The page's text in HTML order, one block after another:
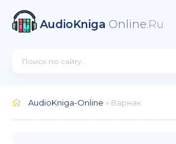
AudioKniga Online.Ru
AudioKniga-Online » Варнак